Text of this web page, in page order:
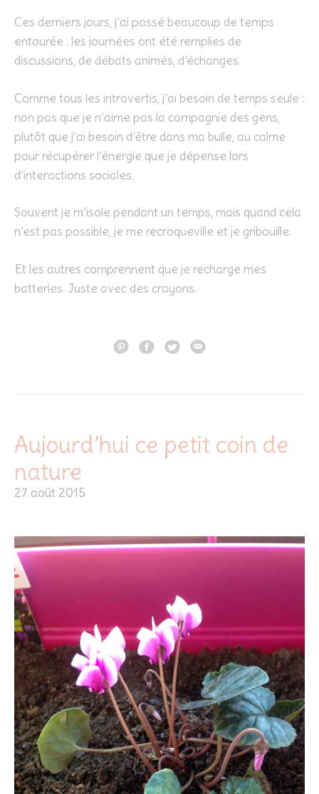
Ces derniers jours, j’ai passé beaucoup de temps
entourée : les journées ont été remplies de
discussions, de débats animés, d’échanges.
Comme tous les introvertis, j’ai besoin de temps seule :
non pas que je n’aime pas la compagnie des gens,
plutôt que j’ai besoin d’être dans ma bulle, au calme
pour récupérer l’énergie que je dépense lors
d’interactions sociales.
Souvent je m’isole pendant un temps, mais quand cela
n’est pas possible, je me recroqueville et je gribouille.
Et les autres comprennent que je recharge mes
batteries. Juste avec des crayons.
Aujourd’hui ce petit coin de
nature
27 août 2015